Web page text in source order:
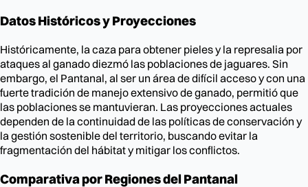
Datos Históricos y Proyecciones
Históricamente, la caza para obtener pieles y la represalia por
ataques al ganado diezmó las poblaciones de jaguares. Sin
embargo, el Pantanal, al ser un área de difícil acceso y con una
fuerte tradición de manejo extensivo de ganado, permitió que
las poblaciones se mantuvieran. Las proyecciones actuales
dependen de la continuidad de las políticas de conservación y
la gestión sostenible del territorio, buscando evitar la
fragmentación del hábitat y mitigar los conflictos.
Comparativa por Regiones del Pantanal